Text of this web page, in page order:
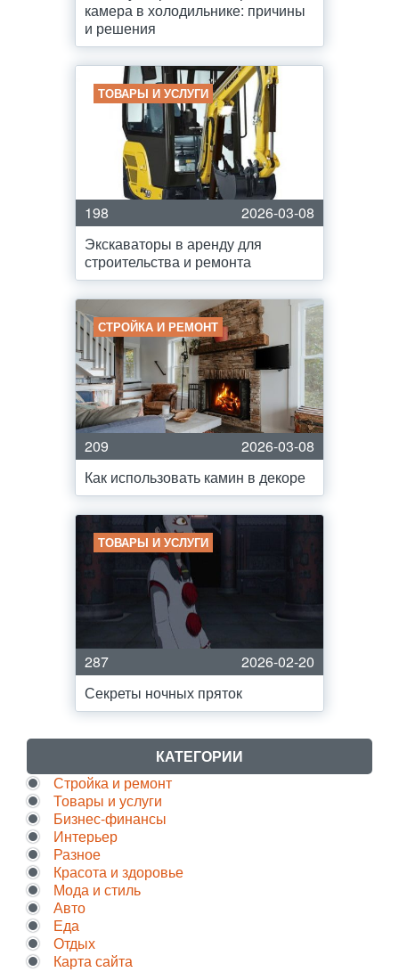
камера в холодильнике: причины
и решения
ТОВАРЫ И УСЛУГИ
198
2026-03-08
Экскаваторы в аренду для
строительства и ремонта
СТРОЙКА И РЕМОНТ
209
2026-03-08
Как использовать камин в декоре
ТОВАРЫ И УСЛУГИ
287
2026-02-20
Секреты ночных пряток
КАТЕГОРИИ
Стройка и ремонт
Товары и услуги
Бизнес-финансы
Интерьер
Разное
Красота и здоровье
Мода и стиль
Авто
Еда
Отдых
Карта сайта